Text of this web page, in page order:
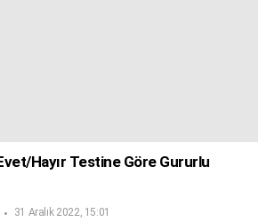
Hayır Testine Göre Gururlu
31 Aralık 2022, 15:01